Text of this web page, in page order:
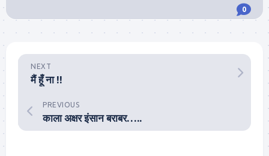
0
NEXT
मैं हूँ ना !!
PREVIOUS
काला अक्षर इंसान बराबर…..